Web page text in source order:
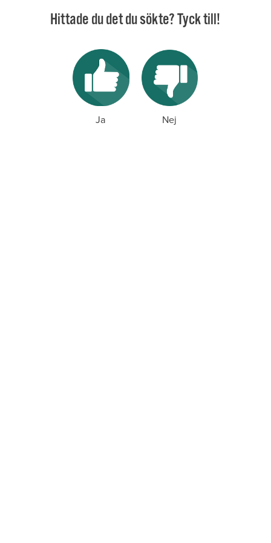
Hittade du det du sökte? Tyck till!
Ja Nej